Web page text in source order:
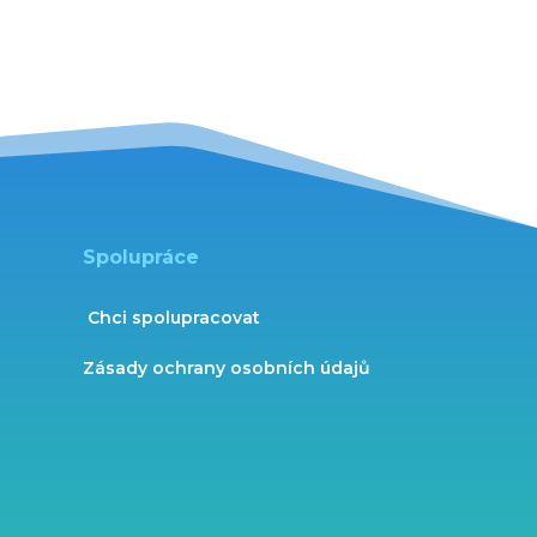
Spolupráce
Chci spolupracovat
Zásady ochrany osobních údajů